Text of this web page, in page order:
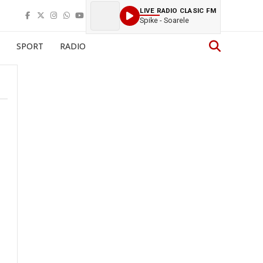
LIVE RADIO CLASIC FM
Spike - Soarele
SPORT RADIO